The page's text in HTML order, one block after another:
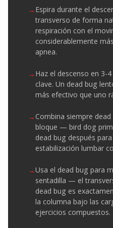
Espira durante el
transverso de forma
respiración con el
considerablemente
apnea.
Haz el descenso en 3-
clave. Un dead bug
más efectivo que uno
Combina siempre
bloque — bird dog
dead bug después
estabilización lumbar
Usa el dead bug para
sentadilla — el
dead bug es
la columna bajo las
ejercicios compuestos.